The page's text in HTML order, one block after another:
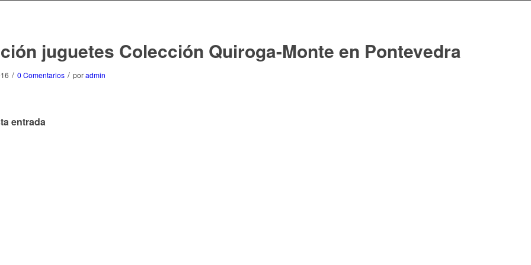
juguetes Colección Quiroga-Monte en Pontevedra
/ 0 Comentarios / poradmin
entrada